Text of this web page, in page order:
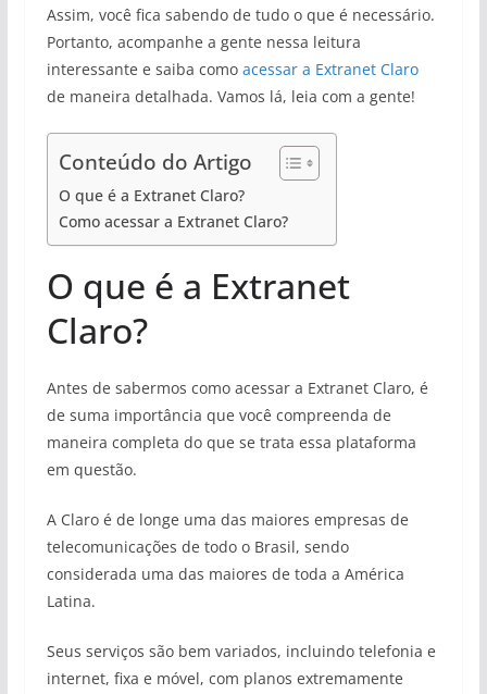
Assim, você fica sabendo de tudo o que é necessário.
Portanto, acompanhe a gente nessa leitura
interessante e saiba como acessar a Extranet Claro
de maneira detalhada. Vamos lá, leia com a gente!
Conteúdo do Artigo
O que é a Extranet Claro?
Como acessar a Extranet Claro?
O que é a Extranet
Claro?
Antes de sabermos como acessar a Extranet Claro, é
de suma importância que você compreenda de
maneira completa do que se trata essa plataforma
em questão.
A Claro é de longe uma das maiores empresas de
telecomunicações de todo o Brasil, sendo
considerada uma das maiores de toda a América
Latina.
Seus serviços são bem variados, incluindo telefonia e
internet, fixa e móvel, com planos extremamente